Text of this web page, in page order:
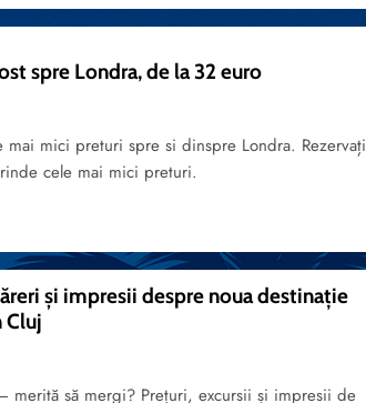
spre Londra, de la 32 euro
mai mici preturi spre si dinspre Londra. Rezervați
cele mai mici preturi.
și impresii despre noua destinație
Cluj
merită să mergi? Prețuri, excursii și impresii de